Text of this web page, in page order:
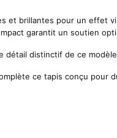
et brillantes pour un effet
garantit un soutien
détail distinctif de ce
ce tapis conçu pour